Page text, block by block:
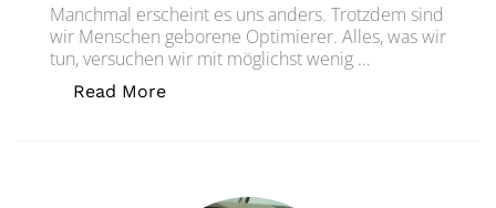
Manchmal erscheint es uns anders. Trotzdem sind
wir Menschen geborene Optimierer. Alles, was wir
tun, versuchen wir mit möglichst wenig …
Read More„Kontrolle ist gut, Vertrauen ist